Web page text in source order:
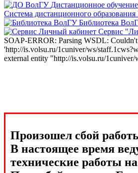
Дистанционное обучение
Система дистанционного
Библиотека
Сервис
SOAP-ERROR: Parsing WSDL:
'http://is.volsu.ru/1cuniver/ws/
external entity "http://is.volsu.ru/1cuniver/
Произошел сбой
В настоящее время
технические работы на